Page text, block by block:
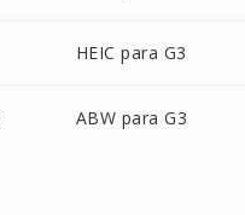
HEIC para G3
ABW para G3